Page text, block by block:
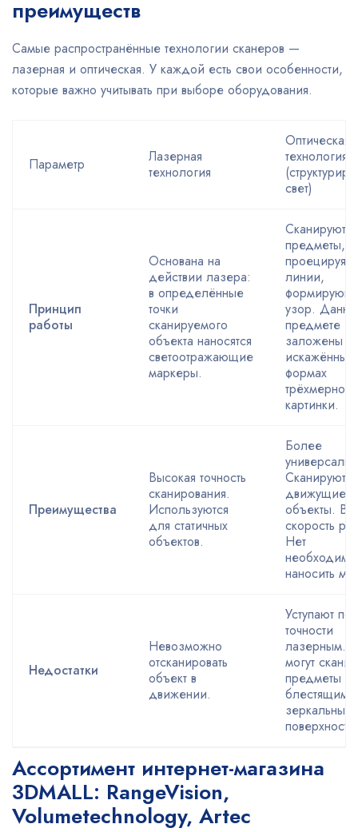
преимуществ
Самые распространённые технологии сканеров —
лазерная и оптическая. У каждой есть свои особенности,
которые важно учитывать при выборе оборудования.
Параметр
Лазерная
технология
Оптическая
технология
свет)
Принцип
работы
Основана на
действии лазера:
в определённые
точки
сканируемого
объекта наносятся
светоотражающие
маркеры.
Сканируют
предметы,
проецируя
линии,
узор.
предмете
заложены в
искажённых
формах
трёхмерной
картинки.
Преимущества
Высокая точность
сканирования.
Используются
для статичных
объектов.
Более
Сканируют
движущиеся
объекты.
скорость
Нет
наносить
Недостатки
Невозможно
отсканировать
объект в
движении.
Уступают по
точности
лазерным.
могут
предметы с
Ассортимент интернет-магазина
3DMALL: RangeVision,
Volumetechnology, Artec